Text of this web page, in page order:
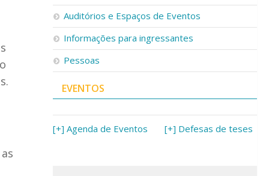
Auditórios e Espaços de Eventos
Informações para ingressantes
Pessoas
EVENTOS
[+] Agenda de Eventos [+] Defesas de teses